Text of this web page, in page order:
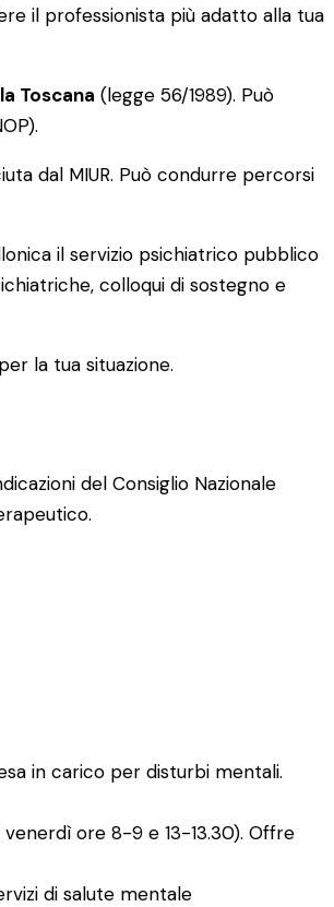
il professionista più adatto alla tua
Toscana (legge 56/1989). Può
dal MIUR. Può condurre percorsi
il servizio psichiatrico pubblico
colloqui di sostegno e
la tua situazione.
del Consiglio Nazionale
in carico per disturbi mentali.
ore 8-9 e 13-13.30). Offre
di salute mentale